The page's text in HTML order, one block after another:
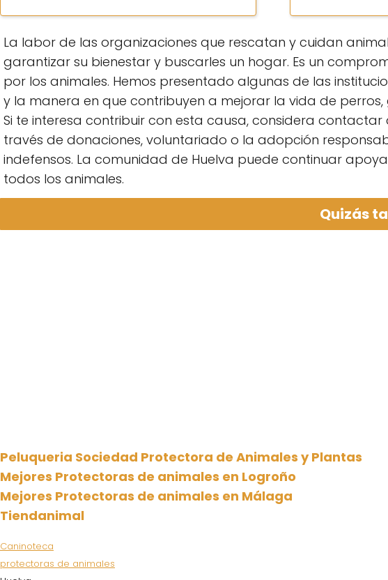
La labor de las organizaciones que rescatan y cuidan
garantizar su bienestar y buscarles un hogar. Es un
por los animales. Hemos presentado algunas de las
y la manera en que contribuyen a mejorar la vida de
Si te interesa contribuir con esta causa, considera
través de donaciones, voluntariado o la adopción
indefensos. La comunidad de Huelva puede continuar
todos los animales.
Quizás
Peluqueria Sociedad Protectora de Animales y Plantas
Mejores Protectoras de animales en Logroño
Mejores Protectoras de animales en Málaga
Tiendanimal
Caninoteca
protectoras de animales